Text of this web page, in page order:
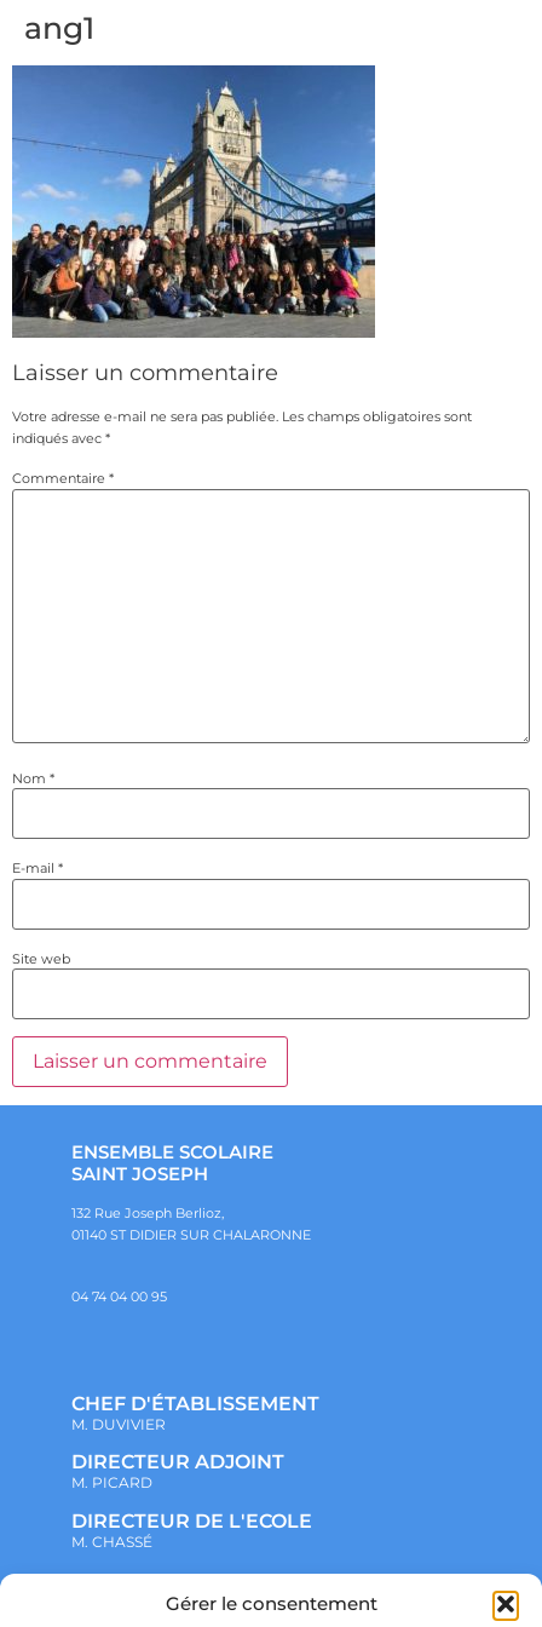
Gérer le consentement
ang1
Laisser un commentaire
Votre adresse e-mail ne sera pas publiée. Les champs obligatoires sont
indiqués avec *
Commentaire *
Nom *
E-mail *
Site web
ENSEMBLE SCOLAIRE
SAINT JOSEPH
132 Rue Joseph Berlioz,
01140 ST DIDIER SUR CHALARONNE
04 74 04 00 95
CHEF D'ÉTABLISSEMENT
M. DUVIVIER
DIRECTEUR ADJOINT
M. PICARD
DIRECTEUR DE L'ECOLE
M. CHASSÉ
NOTRE ENSEMBLE SCOLAIRE